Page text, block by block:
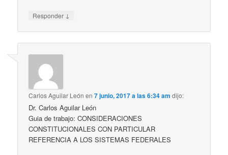
Responder ↓
Carlos Aguilar León en7 junio, 2017 a las 6:34 am dijo:
Dr. Carlos Aguilar León
Guia de trabajo: CONSIDERACIONES
CONSTITUCIONALES CON PARTICULAR
REFERENCIA A LOS SISTEMAS FEDERALES